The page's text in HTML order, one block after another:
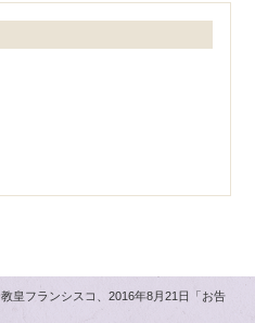
教皇フランシスコ、2016年8月21日「お告